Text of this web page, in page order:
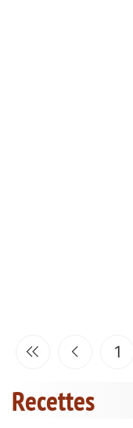
1
Recettes